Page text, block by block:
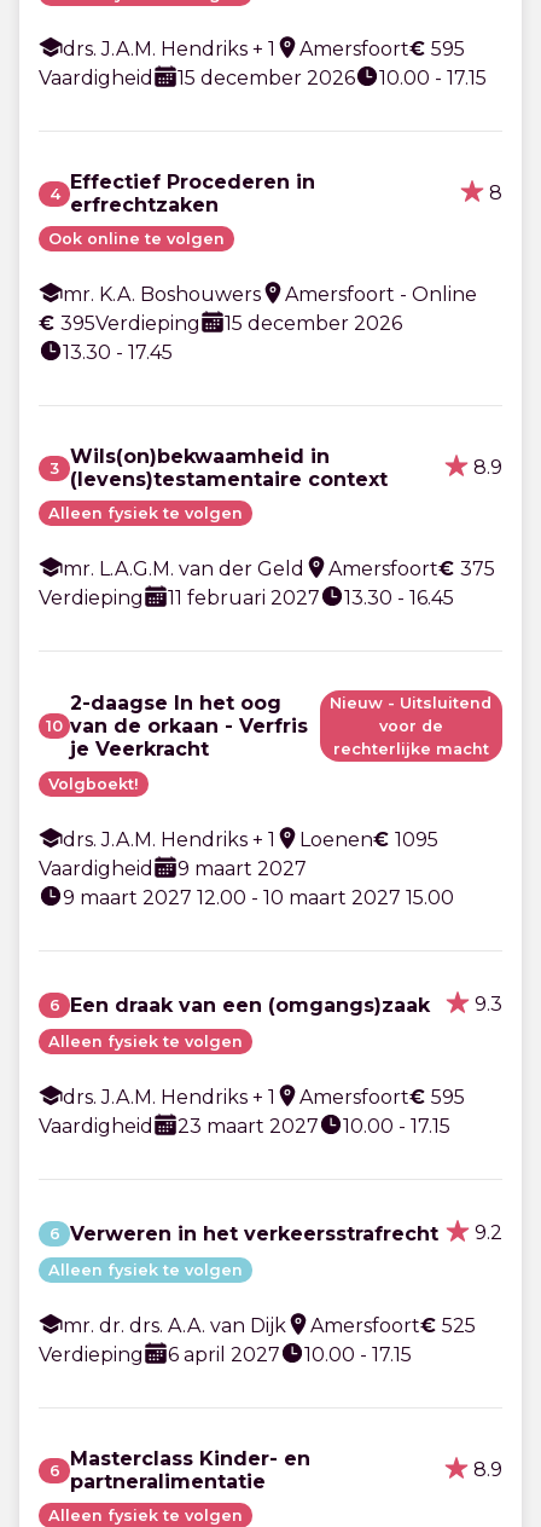
drs. J.A.M. Hendriks + 1 Amersfoort€ 595
Vaardigheid
15 december 2026 10.00 - 17.15
4
Effectief Procederen in
erfrechtzaken
8
Ook online te volgen
mr. K.A. Boshouwers
Amersfoort - Online
€ 395Verdieping
15 december 2026
13.30 - 17.45
3 Wils(on)bekwaamheid in
(levens)testamentaire context
8.9
Alleen fysiek te volgen
mr. L.A.G.M. van der Geld Amersfoort€ 375
Verdieping
11 februari 2027 13.30 - 16.45
10
2-daagse In het oog
van de orkaan - Verfris
je Veerkracht
Nieuw - Uitsluitend
voor de
rechterlijke macht
Volgboekt!
drs. J.A.M. Hendriks + 1 Loenen€ 1095
Vaardigheid
9 maart 2027
9 maart 2027 12.00 - 10 maart 2027 15.00
6 Een draak van een (omgangs)zaak 9.3
Alleen fysiek te volgen
drs. J.A.M. Hendriks + 1 Amersfoort€ 595
Vaardigheid
23 maart 2027 10.00 - 17.15
6 Verweren in het verkeersstrafrecht 9.2
Alleen fysiek te volgen
mr. dr. drs. A.A. van Dijk Amersfoort€ 525
Verdieping
6 april 2027 10.00 - 17.15
6
Masterclass Kinder- en
partneralimentatie
8.9
Alleen fysiek te volgen